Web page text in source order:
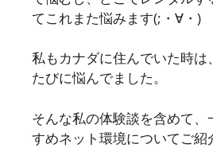
てこれまた悩みます(;・∀・)
私もカナダに住んでいた時は
たびに悩んでました。
そんな私の体験談を含めて、
すめネット環境についてご紹